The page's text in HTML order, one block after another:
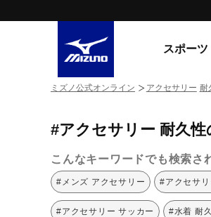
スポー
ライフスタイルウエア
ランニング
サッカー／フットサル
MXR
ミズノ公式オンライン アクセサリー 耐
#アクセサリー 耐久性
こんなキーワードでも検索さ
#メンズ アクセサリー #アクセサ
#アクセサリー サッカー #水着 耐